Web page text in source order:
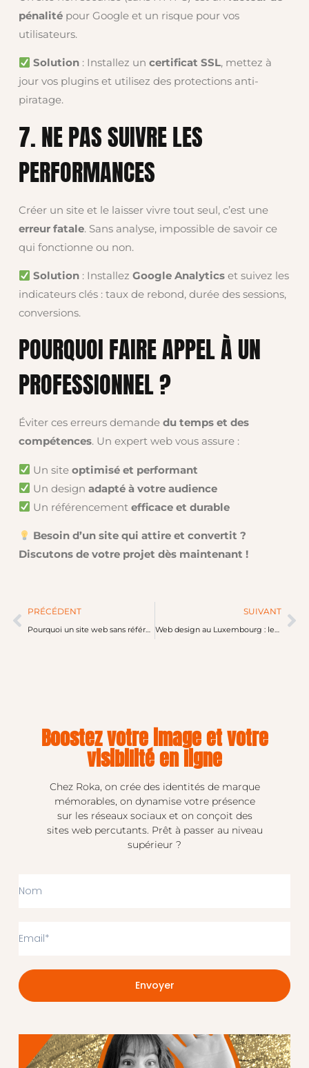
pénalitépour Google et un risque pour vos
utilisateurs.
Solution: Installez un certificat SSL, mettez à
jour vos plugins et utilisez des protections anti-
piratage.
7. NE PAS SUIVRE LES
PERFORMANCES
Créer un site et le laisser vivre tout seul, c’est une
erreur fatale. Sans analyse, impossible de savoir ce
qui fonctionne ou non.
Solution: Installez Google Analyticset suivez les
indicateurs clés : taux de rebond, durée des sessions,
conversions.
POURQUOI FAIRE APPEL À UN
PROFESSIONNEL ?
Éviter ces erreurs demande du temps et des
compétences. Un expert web vous assure :
Un site optimisé et performant
Un design adapté à votre audience
Un référencement efficace et durable
Besoin d’un site qui attire et convertit ?
Discutons de votre projet dès maintenant !
PRÉCÉDENT
Pourquoi un site web sans référencement est une perte de temps (et d’argent)
SUIVANT
Web design au Luxembourg : les tendances incontournables en 2025
Boostez votre image et votre
visibilité en ligne
Chez Roka, on crée des identités de marque
mémorables, on dynamise votre présence
sur les réseaux sociaux et on conçoit des
sites web percutants. Prêt à passer au niveau
supérieur ?
Envoyer